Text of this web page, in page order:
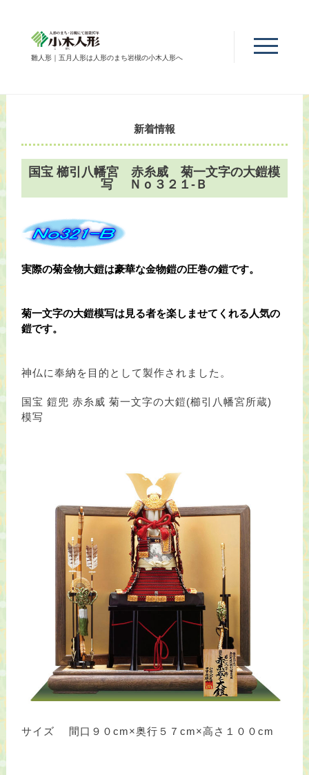
雛人形｜五月人形は人形のまち岩槻の小木人形へ
新着情報
国宝 櫛引八幡宮 赤糸威 菊一文字の大鎧模
写 Ｎｏ３２１-Ｂ
実際の菊金物大鎧は豪華な金物鎧の圧巻の鎧です。
菊一文字の大鎧模写は見る者を楽しませてくれる人気の
鎧です。
神仏に奉納を目的として製作されました。
国宝 鎧兜 赤糸威 菊一文字の大鎧(櫛引八幡宮所蔵)
模写
サイズ 間口９０cm×奥行５７cm×高さ１００cm